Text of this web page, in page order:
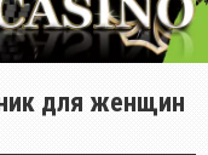
для женщин